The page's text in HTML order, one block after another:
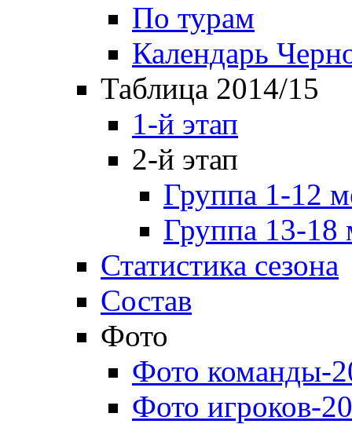
По турам
Календарь
Таблица 2014/15
1-й этап
2-й этап
Группа 1-12
Группа 13-18
Статистика сезона
Состав
Фото
Фото команды-
Фото игроков-